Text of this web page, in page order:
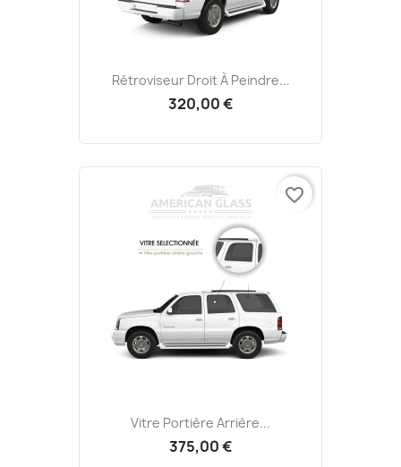
Rétroviseur Droit À Peindre...
320,00 €
Vitre Portière Arrière...
375,00 €
favorite_border